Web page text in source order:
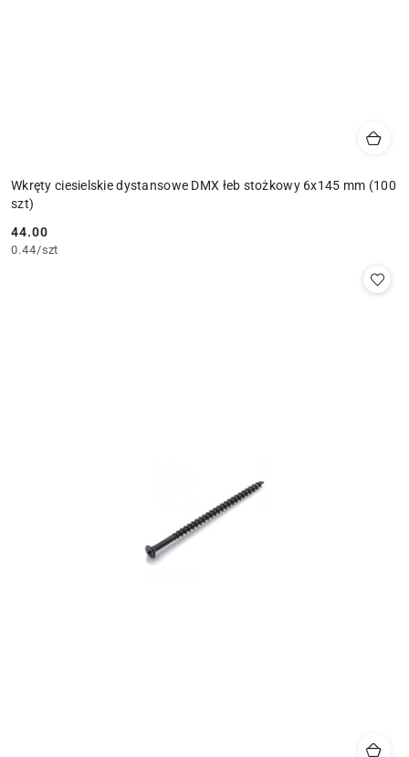
Wkręty ciesielskie dystansowe DMX łeb stożkowy 6x145 mm (100
szt)
Cena:
44.00
0.44/szt